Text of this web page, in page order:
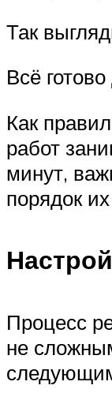
Так
Всё
Как
работ
минут,
порядок
Процесс
не